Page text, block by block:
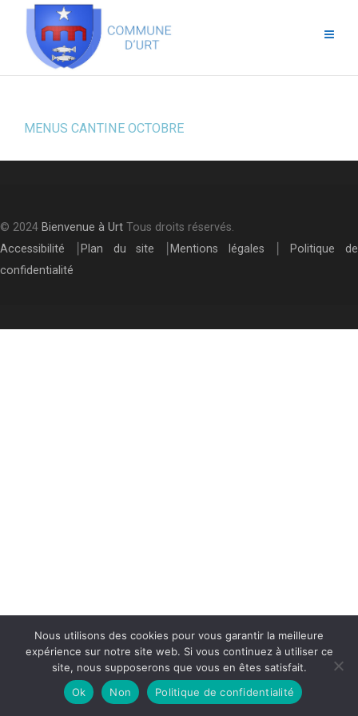
MENUS CANTINE OCTOBRE
© 2024 Bienvenue à Urt Tous droits réservés.
Accessibilité
Plan du site Mentions légales
Politique de
confidentialité
Nous utilisons des cookies pour vous garantir la meilleure
expérience sur notre site web. Si vous continuez à utiliser ce
site, nous supposerons que vous en êtes satisfait.
Ok
Non Politique de confidentialité